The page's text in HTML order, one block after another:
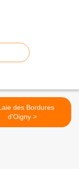
des Bordures
d'Oigny >